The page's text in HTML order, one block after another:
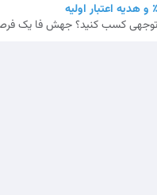
توجهی کسب کنید؟ جهش فا یک